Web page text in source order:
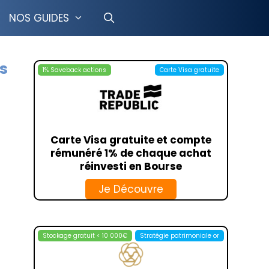
LIBRE
PILOTÉE
VIE
CRÉDIT COOPÉRATIF
LA BANQUE POSTALE
PAYONEER
NOS GUIDES
1% Saveback actions Carte Visa gratuite
Carte Visa gratuite et compte
rémunéré 1% de chaque achat
réinvesti en Bourse
Je Découvre
Stockage gratuit < 10 000€ Stratégie patrimoniale or